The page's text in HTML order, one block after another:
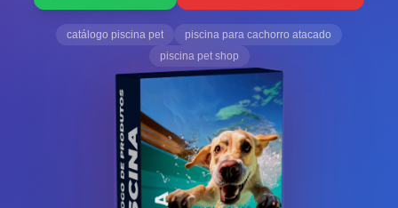
catálogo piscina pet
piscina para cachorro atacado
piscina pet shop